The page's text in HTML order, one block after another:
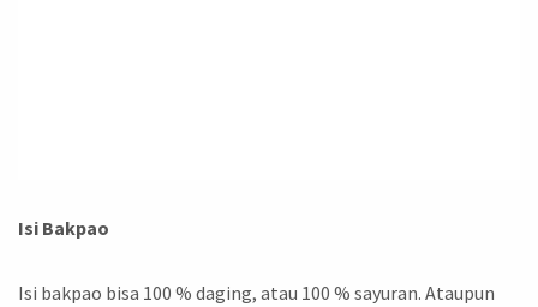
Isi Bakpao
Isi bakpao bisa 100 % daging, atau 100 % sayuran. Ataupun